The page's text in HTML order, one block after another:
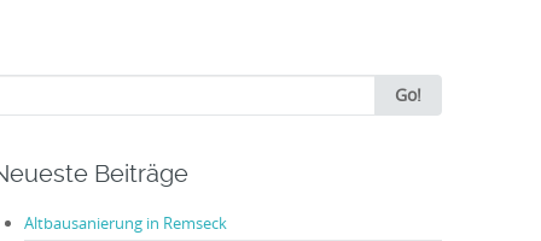
Go!
Beiträge
Altbausanierung in Remseck